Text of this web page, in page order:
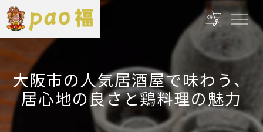
大阪市の人気居酒屋で味わう、
居心地の良さと鶏料理の魅力